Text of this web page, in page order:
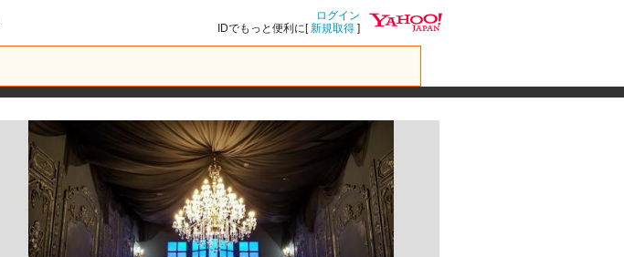
ログイン
IDでもっと便利に[新規取得 ]